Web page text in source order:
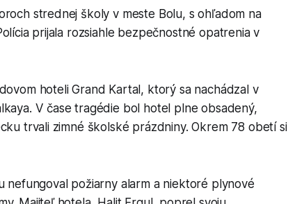
strednej školy v meste Bolu, s ohľadom na
prijala rozsiahle bezpečnostné opatrenia v
hoteli Grand Kartal, ktorý sa nachádzal v
V čase tragédie bol hotel plne obsadený,
trvali zimné školské prázdniny. Okrem 78 obetí si
nefungoval požiarny alarm a niektoré plynové